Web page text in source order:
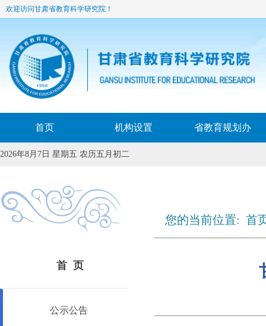
欢迎访问甘肃省教育科学研究院！
首页 机构设置 省教育规划办
2026年8月7日 星期五 农历五月初二
首 页
公示公告
您的当前位置: 首